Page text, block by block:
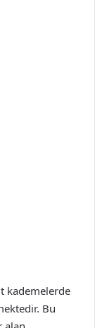
kademelerde
Bu